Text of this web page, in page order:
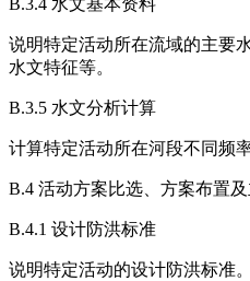
B.3.4 水文基本资料
说明特定活动所在流域的主要
水文特征等。
B.3.5 水文分析计算
计算特定活动所在河段不同频
B.4 活动方案比选、方案布置
B.4.1 设计防洪标准
说明特定活动的设计防洪标准。